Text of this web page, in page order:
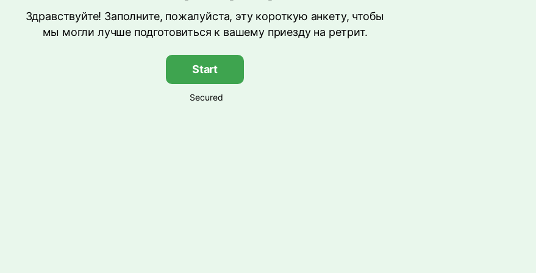
Здравствуйте! Заполните, пожалуйста, эту короткую анкету, чтобы
мы могли лучше подготовиться к вашему приезду на ретрит.
Start
Secured